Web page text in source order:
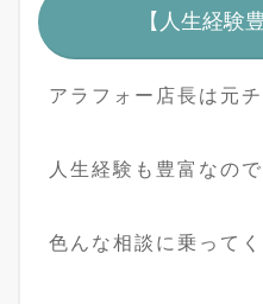
【人生経験
アラフォー店長は元
人生経験も豊富なので
色んな相談に乗ってく